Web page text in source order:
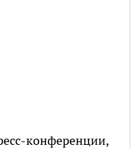
конференции,